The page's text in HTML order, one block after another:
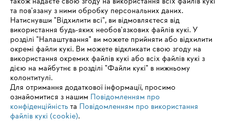
та пов'язану з ними обробку персональних даних.
Натиснувши "Відхилити всі", ви відмовляєтеся від
використання будь-яких необов'язкових файлів кукі. У
розділі "Налаштування" ви можете прийняти або відхилити
окремі файли кукі. Ви можете відкликати свою згоду на
використання окремих файлів кукі або всіх файлів кукі з
дією на майбутнє в розділі "Файли кукі" в нижньому
колонтитулі.
Для отримання додаткової інформації, просимо
ознайомитися з нашим Повідомленням про
конфіденційністьта Повідомленням про використання
файлів кукі (cookie).